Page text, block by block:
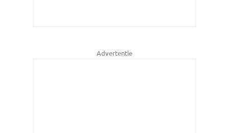
Advertentie